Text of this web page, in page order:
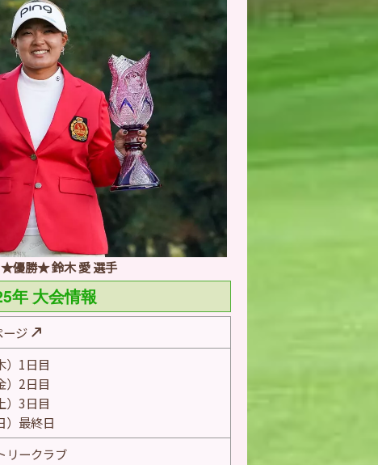
優勝★ 鈴木 愛 選手
年 大会情報
ージ
）1日目
）2日目
）3日目
）最終日
リークラブ